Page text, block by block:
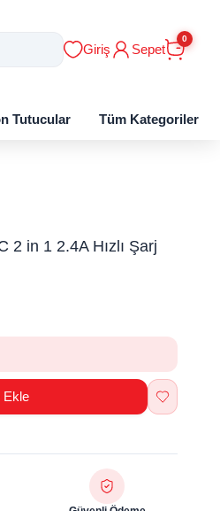
Giriş Sepet
0
Tutucular Tüm Kategoriler
2 in 1 2.4A Hızlı Şarj
Ekle